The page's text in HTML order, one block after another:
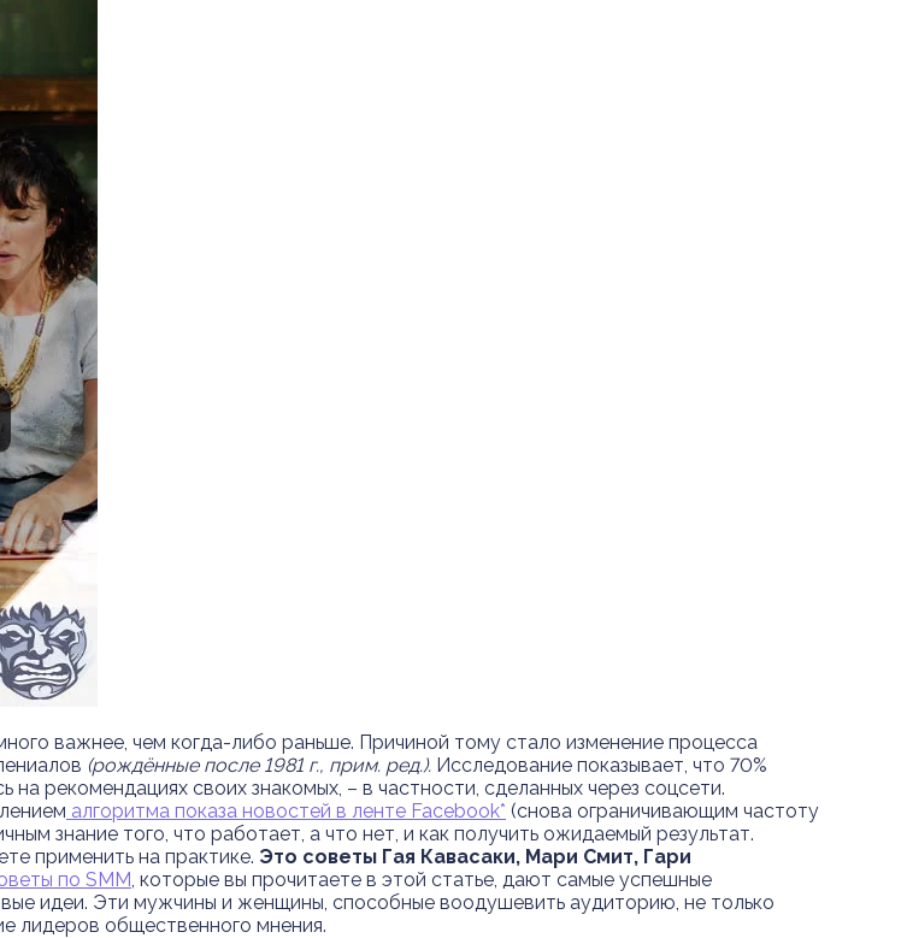
важнее, чем когда-либо раньше. Причиной тому стало изменение процесса
(рождённые после 1981 г., прим. ред.). Исследование показывает, что 70%
рекомендациях своих знакомых, – в частности, сделанных через соцсети.
алгоритма показа новостей в ленте Facebook* (снова ограничивающим частоту
знание того, что работает, а что нет, и как получить ожидаемый результат.
применить на практике. Это советы Гая Кавасаки, Мари Смит, Гари
по SMM, которые вы прочитаете в этой статье, дают самые успешные
идеи. Эти мужчины и женщины, способные воодушевить аудиторию, не только
лидеров общественного мнения.